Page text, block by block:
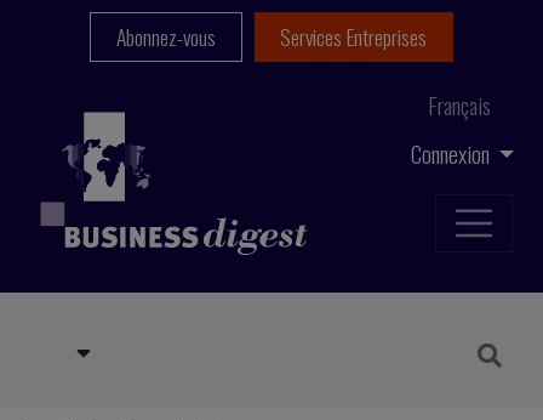
Connexion
Français
Abonnez-vous Services Entreprises